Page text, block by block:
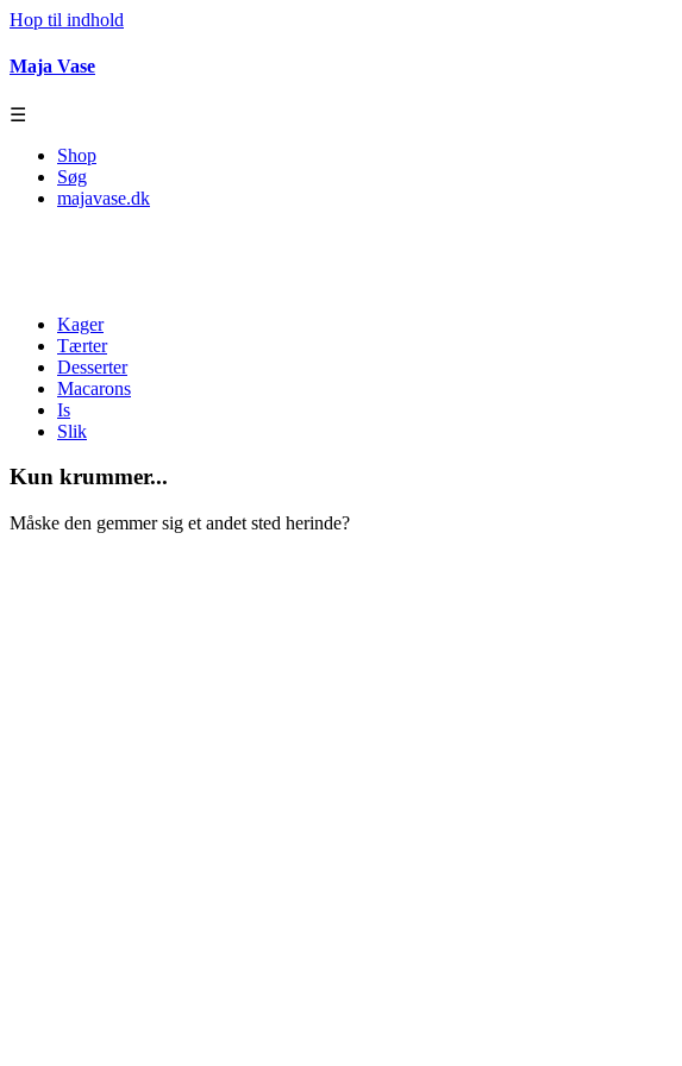
Hop til indhold
Maja Vase
☰
Shop
Søg
majavase.dk
Kager
Tærter
Desserter
Macarons
Is
Slik
Kun krummer...
Måske den gemmer sig et andet sted herinde?